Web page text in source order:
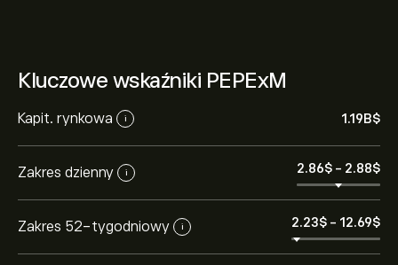
Kluczowe wskaźniki PEPExM
Kapit. rynkowa i 1.19B‎$‎
Zakres dzienny i 2.86‎$‎ - 2.88‎$‎
Zakres 52-tygodniowy i 2.23‎$‎ - 12.69‎$‎